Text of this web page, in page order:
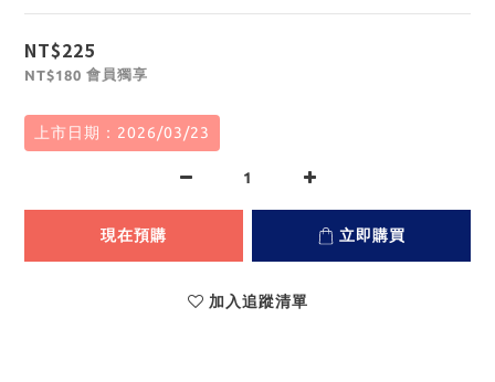
NT$225
NT$180 會員獨享
上市日期：2026/03/23
現在預購 立即購買
加入追蹤清單